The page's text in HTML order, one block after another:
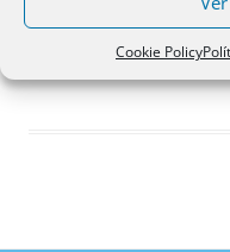
Cookie Policy
Registro
¿Has olvidado tu